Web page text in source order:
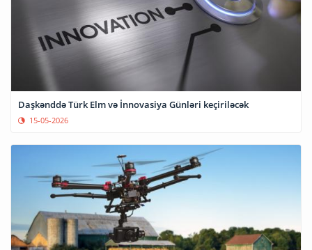
Daşkənddə Türk Elm və İnnovasiya Günləri keçiriləcək
15-05-2026